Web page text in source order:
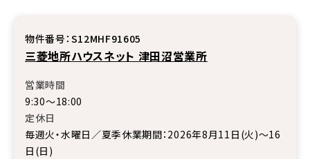
三菱地所ハウスネット 津田沼営業所
物件番号：S12MHF91605
営業時間
9:30～18:00
定休日
毎週火・水曜日／夏季休業期間：2026年8月11日(火)～16
日(日)